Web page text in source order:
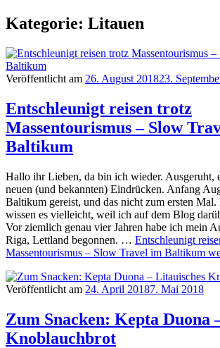
Kategorie: Litauen
Veröffentlicht am 26. August 201823.
Entschleunigt reisen trotz
Massentourismus – Slow
Baltikum
Hallo ihr Lieben, da bin ich wieder. Ausgeruht,
neuen (und bekannten) Eindrücken. Anfang
Baltikum gereist, und das nicht zum ersten
wissen es vielleicht, weil ich auf dem Blog
Vor ziemlich genau vier Jahren habe ich mein
Riga, Lettland begonnen. … Entschleunigt
Massentourismus – Slow Travel im Baltikum
Veröffentlicht am 24. April 20187. Mai 2018
Zum Snacken: Kepta Duona
Knoblauchbrot